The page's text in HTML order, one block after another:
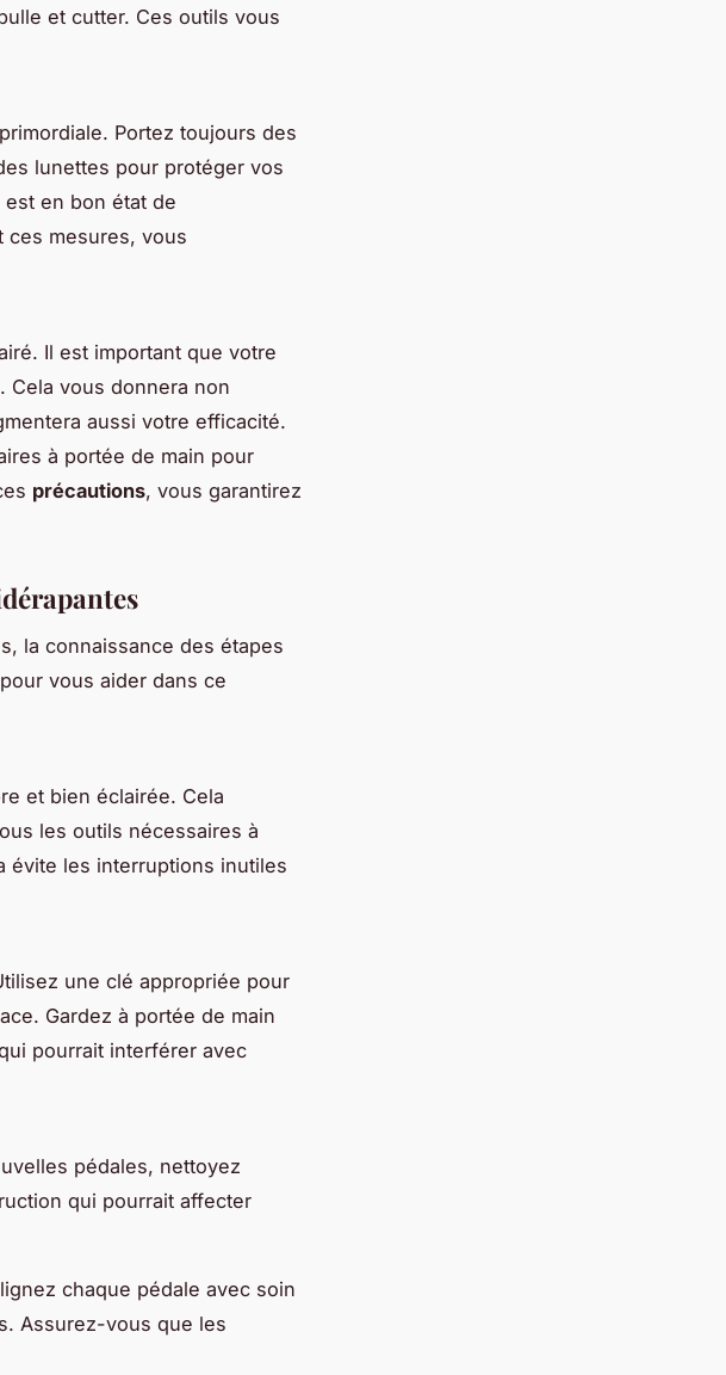
et cutter. Ces outils vous
Portez toujours des
lunettes pour protéger vos
en bon état de
ces mesures, vous
Il est important que votre
Cela vous donnera non
aussi votre efficacité.
à portée de main pour
précautions, vous garantirez
la connaissance des étapes
vous aider dans ce
et bien éclairée. Cela
les outils nécessaires à
évite les interruptions inutiles
une clé appropriée pour
Gardez à portée de main
pourrait interférer avec
pédales, nettoyez
qui pourrait affecter
chaque pédale avec soin
Assurez-vous que les